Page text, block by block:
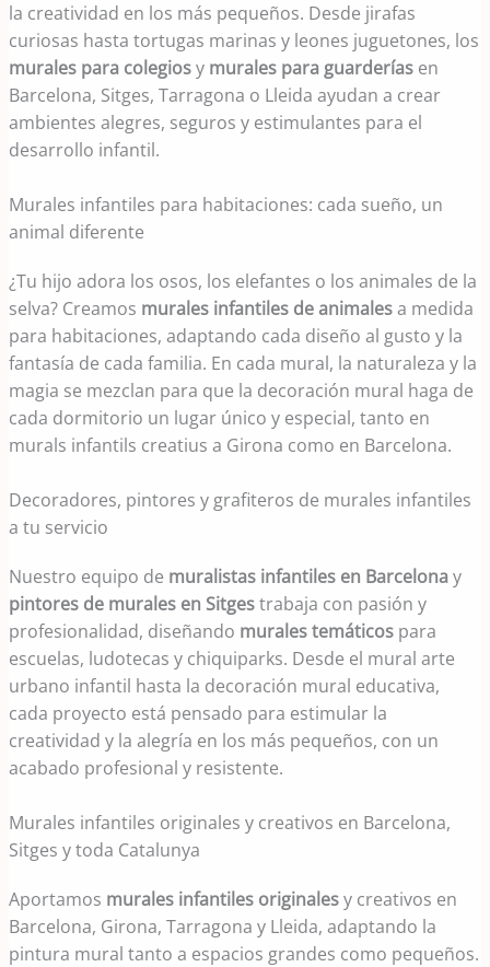
la creatividad en los más pequeños. Desde jirafas
curiosas hasta tortugas marinas y leones juguetones, los
murales para colegiosy murales para guarderías en
Barcelona, Sitges, Tarragona o Lleida ayudan a crear
ambientes alegres, seguros y estimulantes para el
desarrollo infantil.
Murales infantiles para habitaciones: cada sueño, un
animal diferente
¿Tu hijo adora los osos, los elefantes o los animales de la
selva? Creamos murales infantiles de animalesa medida
para habitaciones, adaptando cada diseño al gusto y la
fantasía de cada familia. En cada mural, la naturaleza y la
magia se mezclan para que la decoración mural haga de
cada dormitorio un lugar único y especial, tanto en
murals infantils creatius a Girona como en Barcelona.
Decoradores, pintores y grafiteros de murales infantiles
a tu servicio
Nuestro equipo de muralistas infantiles en Barcelonay
pintores de murales en Sitgestrabaja con pasión y
profesionalidad, diseñando murales temáticos para
escuelas, ludotecas y chiquiparks. Desde el mural arte
urbano infantil hasta la decoración mural educativa,
cada proyecto está pensado para estimular la
creatividad y la alegría en los más pequeños, con un
acabado profesional y resistente.
Murales infantiles originales y creativos en Barcelona,
Sitges y toda Catalunya
Aportamos murales infantiles originalesy creativos en
Barcelona, Girona, Tarragona y Lleida, adaptando la
pintura mural tanto a espacios grandes como pequeños.